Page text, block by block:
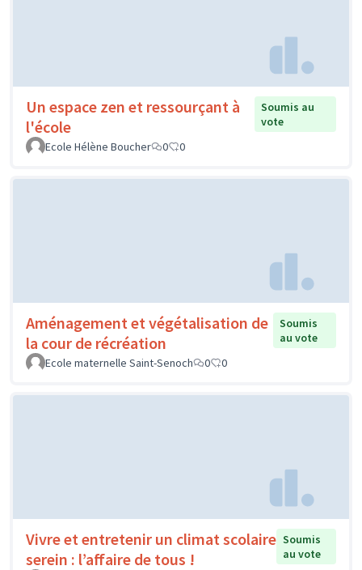
Un espace zen et ressourçant à
l'école
Soumis au
vote
Ecole Hélène Boucher
0 0
Aménagement et végétalisation de
la cour de récréation
Soumis
au vote
Ecole maternelle Saint-Senoch
0 0
Vivre et entretenir un climat scolaire
serein : l’affaire de tous !
Soumis
au vote